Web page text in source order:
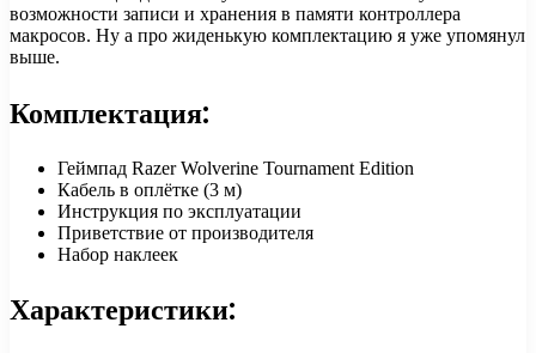
возможности записи и хранения в памяти контроллера
макросов. Ну а про жиденькую комплектацию я уже упомянул
выше.
Комплектация:
Геймпад Razer Wolverine Tournament Edition
Кабель в оплётке (3 м)
Инструкция по эксплуатации
Приветствие от производителя
Набор наклеек
Характеристики: